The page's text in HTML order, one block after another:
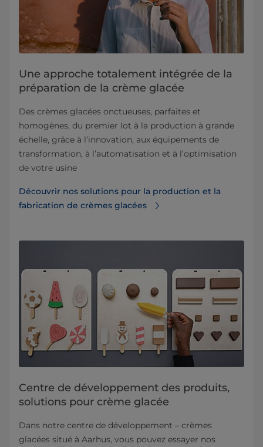
Une approche totalement intégrée de la
préparation de la crème glacée
Des crèmes glacées onctueuses, parfaites et
homogènes, du premier lot à la production à grande
échelle, grâce à l’innovation, aux équipements de
transformation, à l’automatisation et à l’optimisation
de votre usine
Découvrir nos solutions pour la production et la
fabrication de crèmes glacées
Centre de développement des produits,
solutions pour crème glacée
Dans notre centre de développement – crèmes
glacées situé à Aarhus, vous pouvez essayer nos